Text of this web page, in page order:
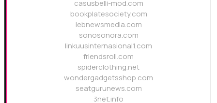
casusbelli-mod.com
bookplatesociety.com
lebnewsmedia.com
sonosonora.com
linkuusinternasional1.com
friendsroll.com
spiderclothing.net
wondergadgetsshop.com
seatgurunews.com
3net.info